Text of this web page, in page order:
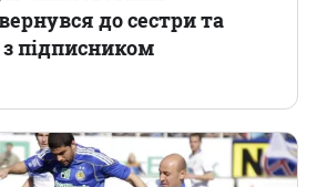
до сестри та
підписником